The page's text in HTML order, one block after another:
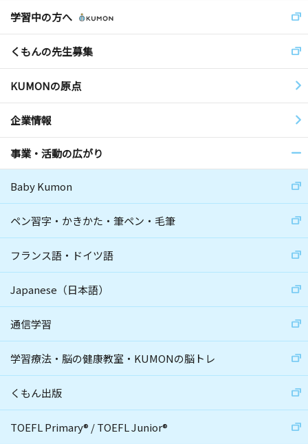
学習中の方へ
くもんの先生募集
KUMONの原点
企業情報
事業・活動の広がり
Baby Kumon
ペン習字・かきかた・筆ペン・毛筆
フランス語・ドイツ語
Japanese（日本語）
通信学習
学習療法・脳の健康教室・KUMONの脳トレ
くもん出版
TOEFL Primary® /TOEFL Junior®